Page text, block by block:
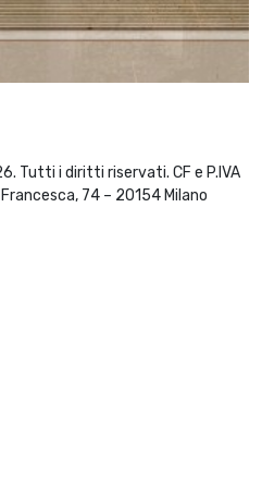
Tutti i diritti riservati. CF e P.IVA
74 – 20154 Milano